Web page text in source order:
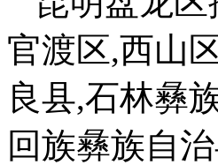
官渡区,西山
良县,石林彝
回族彝族自